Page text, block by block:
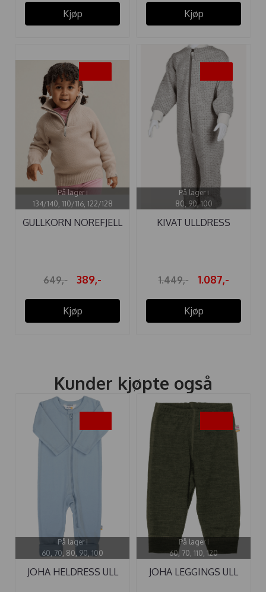
Kjøp Kjøp
På lager i
134/140, 110/116, 122/128
GULLKORN NOREFJELL
649,- 389,-
Kjøp
På lager i
80, 90, 100
KIVAT ULLDRESS
1.449,- 1.087,-
Kjøp
Kunder kjøpte også
På lager i
60, 70, 80, 90, 100
JOHA HELDRESS ULL
På lager i
60, 70, 110, 120
JOHA LEGGINGS ULL